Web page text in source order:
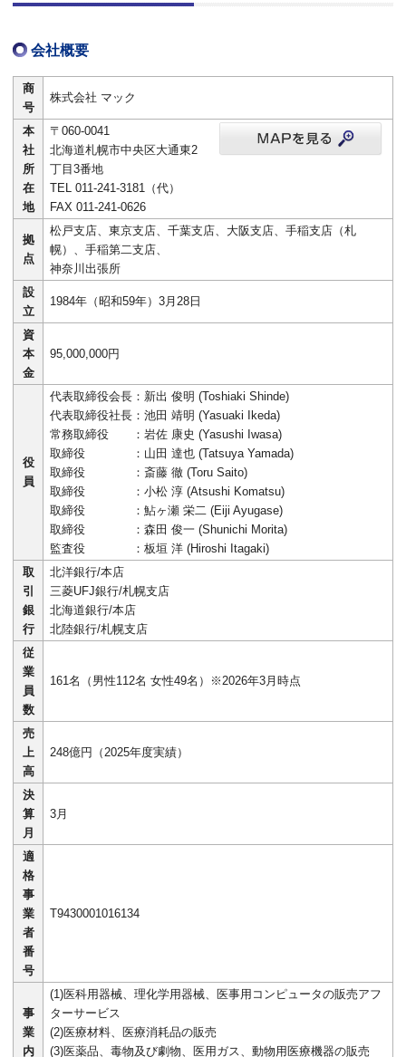
会社概要
商
号
株式会社 マック
本
社
所
在
地
〒060-0041
北海道札幌市中央区大通東2
丁目3番地
TEL 011-241-3181（代）
FAX 011-241-0626
拠
点
松戸支店、東京支店、千葉支店、大阪支店、手稲支店（札
幌）、手稲第二支店、
神奈川出張所
設
立
1984年（昭和59年）3月28日
資
本
金
95,000,000円
役
員
代表取締役会長：新出 俊明 (Toshiaki Shinde)
代表取締役社長：池田 靖明 (Yasuaki Ikeda)
常務取締役
：岩佐 康史 (Yasushi Iwasa)
取締役
：山田 達也 (Tatsuya Yamada)
取締役
：斎藤 徹 (Toru Saito)
取締役
：小松 淳 (Atsushi Komatsu)
取締役
：鮎ヶ瀬 栄二 (Eiji Ayugase)
取締役
：森田 俊一 (Shunichi Morita)
監査役
：板垣 洋 (Hiroshi Itagaki)
取
引
銀
行
北洋銀行/本店
三菱UFJ銀行/札幌支店
北海道銀行/本店
北陸銀行/札幌支店
従
業
員
数
161名（男性112名 女性49名）※2026年3月時点
売
上
高
248億円（2025年度実績）
決
算
月
3月
適
格
事
業
者
番
号
T9430001016134
事
業
内
(1)医科用器械、理化学用器械、医事用コンピュータの販売アフ
ターサービス
(2)医療材料、医療消耗品の販売
(3)医薬品、毒物及び劇物、医用ガス、動物用医療機器の販売